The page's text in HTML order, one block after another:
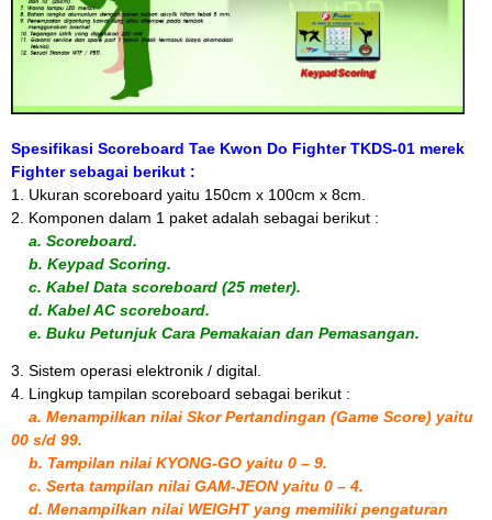
Spesifikasi Scoreboard Tae Kwon Do Fighter TKDS-01 merek
Fighter sebagai berikut :
1. Ukuran scoreboard yaitu 150cm x 100cm x 8cm.
2. Komponen dalam 1 paket adalah sebagai berikut :
a. Scoreboard.
b. Keypad Scoring.
c. Kabel Data scoreboard (25 meter).
d. Kabel AC scoreboard.
e. Buku Petunjuk Cara Pemakaian dan Pemasangan.
3. Sistem operasi elektronik / digital.
4. Lingkup tampilan scoreboard sebagai berikut :
a. Menampilkan nilai Skor Pertandingan (Game Score) yaitu
00 s/d 99.
b. Tampilan nilai KYONG-GO yaitu 0 – 9.
c. Serta tampilan nilai GAM-JEON yaitu 0 – 4.
d. Menampilkan nilai WEIGHT yang memiliki pengaturan